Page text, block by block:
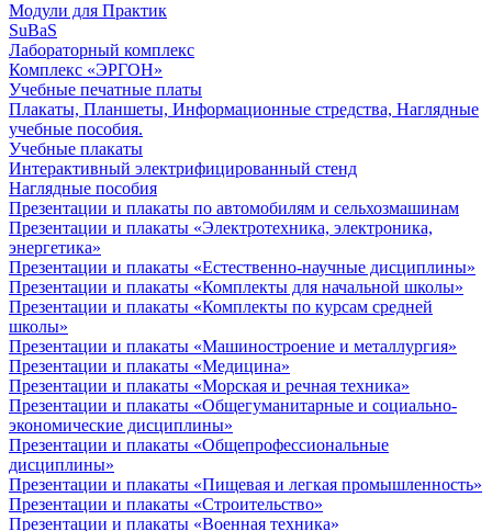
Модули для Практик
SuBaS
Лабораторный комплекс
Комплекс «ЭРГОН»
Учебные печатные платы
Плакаты, Планшеты, Информационные стредства, Наглядные
учебные пособия.
Учебные плакаты
Интерактивный электрифицированный стенд
Наглядные пособия
Презентации и плакаты по автомобилям и сельхозмашинам
Презентации и плакаты «Электротехника, электроника,
энергетика»
Презентации и плакаты «Естественно-научные дисциплины»
Презентации и плакаты «Комплекты для начальной школы»
Презентации и плакаты «Комплекты по курсам средней
школы»
Презентации и плакаты «Машиностроение и металлургия»
Презентации и плакаты «Медицина»
Презентации и плакаты «Морская и речная техника»
Презентации и плакаты «Общегуманитарные и социально-
экономические дисциплины»
Презентации и плакаты «Общепрофессиональные
дисциплины»
Презентации и плакаты «Пищевая и легкая промышленность»
Презентации и плакаты «Строительство»
Презентации и плакаты «Военная техника»